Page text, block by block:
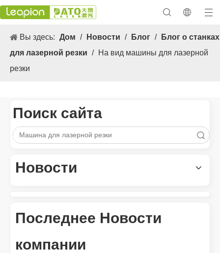
Вы здесь: Дом / Новости / Блог /
Блог о станках
для лазерной резки / На вид машины для лазерной
резки
Поиск сайта
Новости
Последнее Новости
компании